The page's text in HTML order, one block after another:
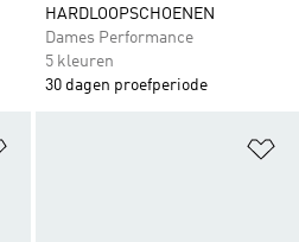
HARDLOOPSCHOENEN
Dames Performance
5 kleuren
30 dagen proefperiode